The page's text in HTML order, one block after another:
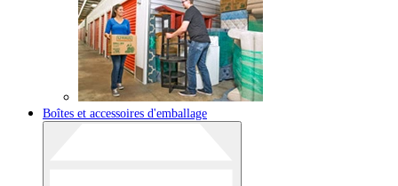
Boîtes et accessoires d'emballage